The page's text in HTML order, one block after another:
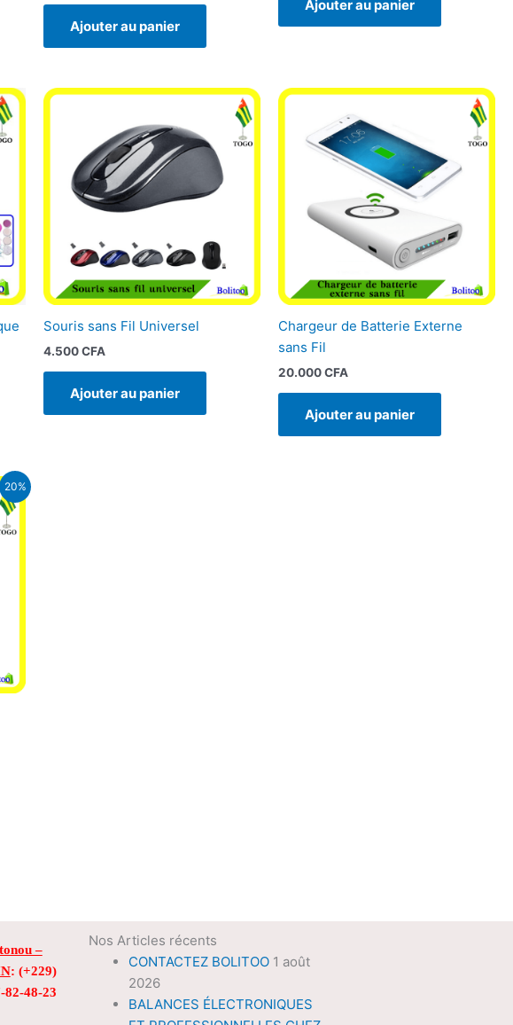
Ajouter au panier
Ajouter au panier
Souris sans Fil Universel
4.500CFA
Ajouter au panier
Chargeur de Batterie Externe
sans Fil
20.000CFA
Ajouter au panier
20%
–
: (+229)
82-48-23
Nos Articles récents
CONTACTEZ BOLITOO 1 août
2026
BALANCES ÉLECTRONIQUES